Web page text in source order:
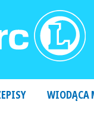
WIODĄCA